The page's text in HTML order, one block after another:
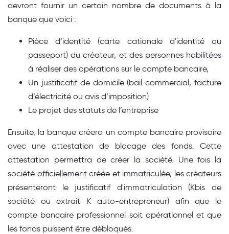
devront fournir un certain nombre de documents à la
banque que voici :
Pièce d’identité (carte cationale d'identité ou
passeport) du créateur, et des personnes habilitées
à réaliser des opérations sur le compte bancaire,
Un justificatif de domicile (bail commercial, facture
d’électricité ou avis d’imposition)
Le projet des statuts de l’entreprise
Ensuite, la banque créera un compte bancaire provisoire
avec une attestation de blocage des fonds. Cette
attestation permettra de créer la société. Une fois la
société officiellement créée et immatriculée, les créateurs
présenteront le justificatif d'immatriculation (Kbis de
société ou extrait K auto-entrepreneur) afin que le
compte bancaire professionnel soit opérationnel et que
les fonds puissent être débloqués.